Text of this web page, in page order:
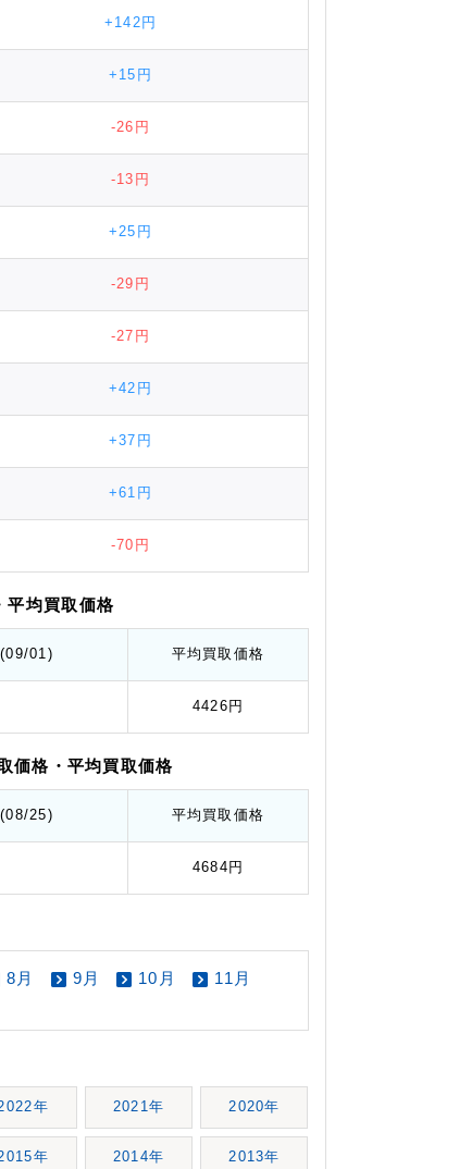
+142円
+15円
-26円
-13円
+25円
-29円
-27円
+42円
+37円
+61円
-70円
平均買取価格
(09/01) 平均 買取価格
4426円
価格 ・平均買取価格
(08/25) 平均 買取価格
4684円
8月 9月 10月
11月
年 2021年 2020年
年 2014年 2013年